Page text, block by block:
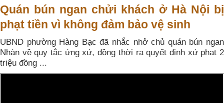
Quán bún ngan chửi khách ở Hà Nội bị
phạt tiền vì không đảm bảo vệ sinh
UBND phường Hàng Bạc đã nhắc nhở chủ quán bún ngan
Nhàn về quy tắc ứng xử, đồng thời ra quyết định xử phạt 2
triệu đồng ...